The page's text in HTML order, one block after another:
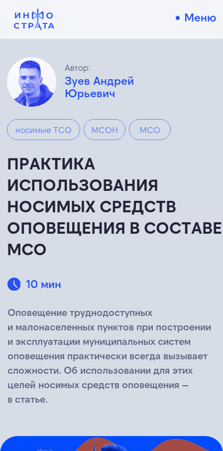
Юрьевич
МСОН МСО
носимые ТСО
10 мин
ПРАКТИКА
ИСПОЛЬЗОВАНИЯ
ОПОВЕЩЕНИЯ В СОСТАВЕ
МСО
Оповещение труднодоступных
и малонаселенных пунктов при построении
и эксплуатации муниципальных систем
оповещения практически всегда вызывает
в статье.